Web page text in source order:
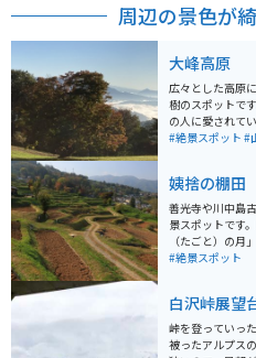
周辺の景色が
大峰高原
広々とした高原
樹のスポットで
の人に愛されて
シラカバに映え
ります。早朝に
#絶景スポット #
姨捨の棚田
善光寺や川中島
景スポットです
（たごと）の月
や時間によって
#絶景スポット
白沢峠展望
峠を登っていっ
被ったアルプス